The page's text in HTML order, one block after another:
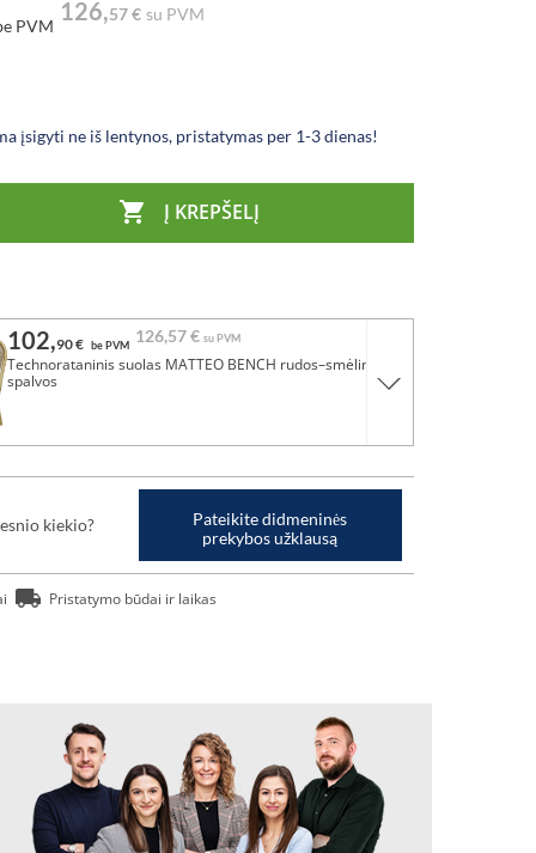
PVM
126,57 € su PVM
įsigyti ne iš lentynos, pristatymas per 1-3 dienas!
 Į KREPŠELĮ
102,90 € be PVM 126,57 € su PVM
Technorataninis suolas MATTEO BENCH rudos–smėlinės
spalvos
kiekio?
Pateikite didmeninės
prekybos užklausą
Pristatymo būdai ir laikas